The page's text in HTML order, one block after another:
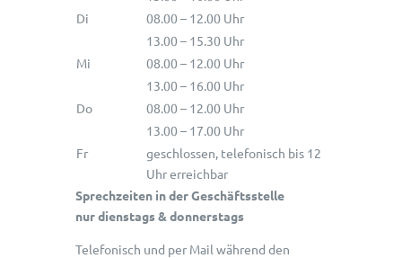
Di
08.00 – 12.00 Uhr
13.00 – 15.30 Uhr
Mi
08.00 – 12.00 Uhr
13.00 – 16.00 Uhr
Do
08.00 – 12.00 Uhr
13.00 – 17.00 Uhr
Fr
geschlossen, telefonisch bis 12
Uhr erreichbar
Sprechzeiten in der Geschäftsstelle
nur dienstags & donnerstags
Telefonisch und per Mail während den